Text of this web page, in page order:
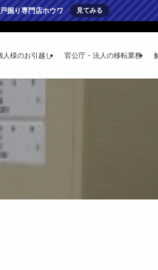
掘り専門店ホウワ 見てみる
人様のお引越し 官公庁・法人の移転業務